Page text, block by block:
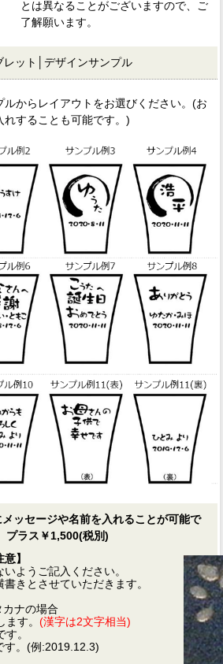
とは異なることがございますので、ご
了解願います。
ット│デザインサンプル
ルからレイアウトをお選びください。(お
することも可能です。)
ッセージや名前を入れることが可能で
プラス￥1,500(税別)
】
ようご記入ください。
きとさせていただきます。
ナの場合
ます。 (漢字は2文字相当)
す。
。(例:2019.12.3)